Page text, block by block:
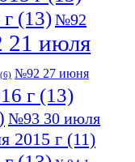
(13)№92
июля
(6) №92 27 июня
г (13)
№93 30 июля
2015 г (11)